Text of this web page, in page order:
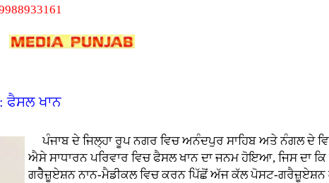
ਫੈਸਲ ਖਾਨ
ਪੰਜਾਬ ਦੇ ਜਿਲ੍ਹਾ ਰੂਪ ਨਗਰ ਵਿਚ ਅਨੰਦਪੁਰ ਸਾਹਿਬ ਅਤੇ ਨੰਗਲ ਦੇ
ਐਸੇ ਸਾਧਾਰਨ ਪਰਿਵਾਰ ਵਿਚ ਫੈਸਲ ਖਾਨ ਦਾ ਜਨਮ ਹੋਇਆ, ਜਿਸ ਦਾ
ਗਰੈੇਜ਼ੂਏਸ਼ਨ ਨਾਨ-ਮੈਡੀਕਲ ਵਿਚ ਕਰਨ ਪਿੱਛੋਂ ਅੱਜ ਕੱਲ ਪੋਸਟ-ਗਰੈਜ਼ੂਏਸ਼ਨ